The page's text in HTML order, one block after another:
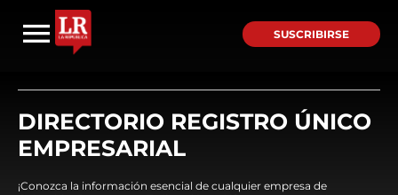
SUSCRIBIRSE
DIRECTORIO REGISTRO ÚNICO
EMPRESARIAL
¡Conozca la información esencial de cualquier empresa de